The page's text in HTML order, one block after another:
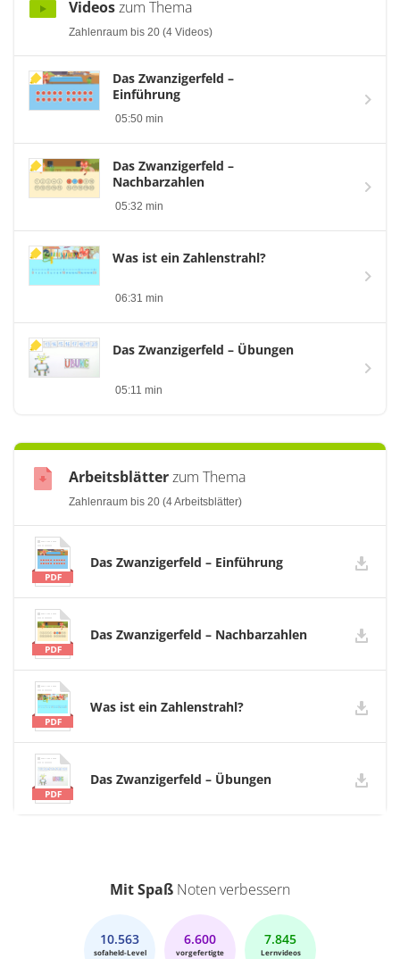
Videoszum Thema
Zahlenraum bis 20 (4 Videos)
Das Zwanzigerfeld –
Einführung
05:50 min
Das Zwanzigerfeld –
Nachbarzahlen
05:32 min
Was ist ein Zahlenstrahl?
06:31 min
Das Zwanzigerfeld – Übungen
05:11 min
Arbeitsblätterzum Thema
Zahlenraum bis 20 (4 Arbeitsblätter)
Das Zwanzigerfeld – Einführung
Das Zwanzigerfeld – Nachbarzahlen
Was ist ein Zahlenstrahl?
Das Zwanzigerfeld – Übungen
Mit Spaß Noten verbessern
10.563
sofaheld-Level
6.600
vorgefertigte
7.845
Lernvideos